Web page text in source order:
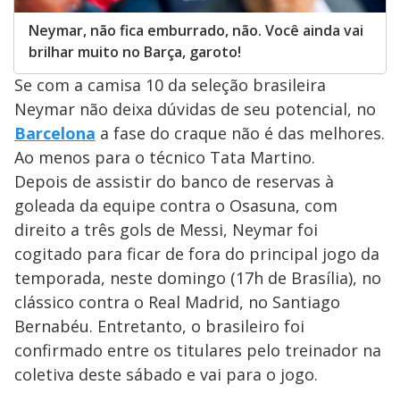
Neymar, não fica emburrado, não. Você ainda vai
brilhar muito no Barça, garoto!
Se com a camisa 10 da seleção brasileira
Neymar não deixa dúvidas de seu potencial, no
Barcelona a fase do craque não é das melhores.
Ao menos para o técnico Tata Martino.
Depois de assistir do banco de reservas à
goleada da equipe contra o Osasuna, com
direito a três gols de Messi, Neymar foi
cogitado para ficar de fora do principal jogo da
temporada, neste domingo (17h de Brasília), no
clássico contra o Real Madrid, no Santiago
Bernabéu. Entretanto, o brasileiro foi
confirmado entre os titulares pelo treinador na
coletiva deste sábado e vai para o jogo.